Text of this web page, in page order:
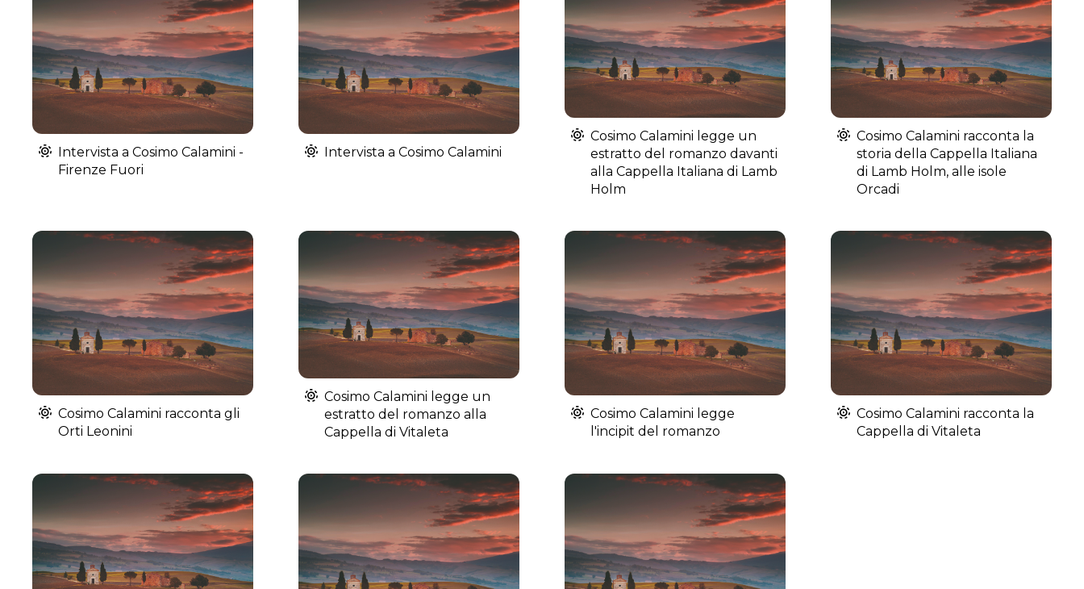
Intervista a Cosimo Calamini -
Firenze Fuori
Intervista a Cosimo Calamini
Cosimo Calamini legge un
estratto del romanzo davanti
alla Cappella Italiana di Lamb
Holm
Cosimo Calamini racconta la
storia della Cappella Italiana
di Lamb Holm, alle isole
Orcadi
Cosimo Calamini racconta gli
Orti Leonini
Cosimo Calamini legge un
estratto del romanzo alla
Cappella di Vitaleta
Cosimo Calamini legge
l'incipit del romanzo
Cosimo Calamini racconta la
Cappella di Vitaleta